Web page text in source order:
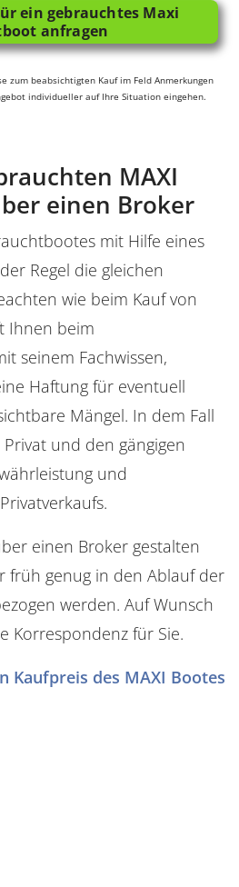
ein gebrauchtes Maxi
anfragen
zum beabsichtigten Kauf im Feld Anmerkungen
individueller auf Ihre Situation eingehen.
MAXI
einen Broker
mit Hilfe eines
Regel die gleichen
wie beim Kauf von
Ihnen beim
seinem Fachwissen,
Haftung für eventuell
Mängel. In dem Fall
und den gängigen
und
einen Broker gestalten
früh genug in den Ablauf der
werden. Auf Wunsch
Korrespondenz für Sie.
Kaufpreis des MAXI Bootes